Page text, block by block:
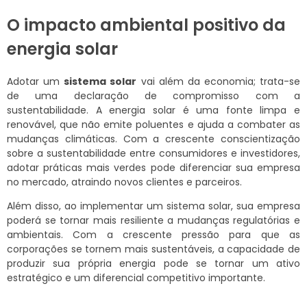
O impacto ambiental positivo da
energia solar
Adotar umsistema solar vai além da economia; trata-se
de uma declaração de compromisso com a
sustentabilidade. A energia solar é uma fonte limpa e
renovável, que não emite poluentes e ajuda a combater as
mudanças climáticas. Com a crescente conscientização
sobre a sustentabilidade entre consumidores e investidores,
adotar práticas mais verdes pode diferenciar sua empresa
no mercado, atraindo novos clientes e parceiros.
Além disso, ao implementar um sistema solar, sua empresa
poderá se tornar mais resiliente a mudanças regulatórias e
ambientais. Com a crescente pressão para que as
corporações se tornem mais sustentáveis, a capacidade de
produzir sua própria energia pode se tornar um ativo
estratégico e um diferencial competitivo importante.